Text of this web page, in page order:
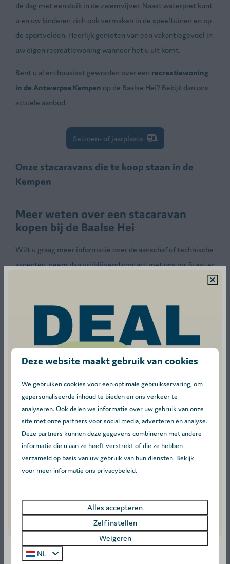
de dag met een duik in de zwemvijver. Naast waterpret kunt
u en uw kinderen zich ook vermaken in de speeltuinen en op
de sportvelden. Heerlijk genieten van een vakantiegevoel in
uw eigen recreatiewoning wanneer het u uit komt.
Bent u al enthousiast geworden over een recreatiewoning
in de Antwerpse Kempen op de Baalse Hei? Bekijk dan ons
actuele aanbod.
Seizoen- of jaarplaats
Onze stacaravans die te koop staan in de
Kempen
Meer weten over een stacaravan
kopen bij de Baalse Hei
Wilt u graag meer informatie over de aanschaf of technische
aspecten, neem dan vrijblijvend contact met ons op. Staat er
enige regelmaat komen er nieuwe recreatiewoningen bij.
Neem contact met ons op
Toon meer ↓
Deze website maakt gebruik van cookies
We gebruiken cookies voor een optimale gebruikservaring, om
gepersonaliseerde inhoud te bieden en ons verkeer te
analyseren. Ook delen we informatie over uw gebruik van onze
site met onze partners voor social media, adverteren en analyse.
Deze partners kunnen deze gegevens combineren met andere
informatie die u aan ze heeft verstrekt of die ze hebben
verzameld op basis van uw gebruik van hun diensten. Bekijk
voor meer informatie ons privacybeleid.
Alles accepteren
Zelf instellen
Weigeren
NL